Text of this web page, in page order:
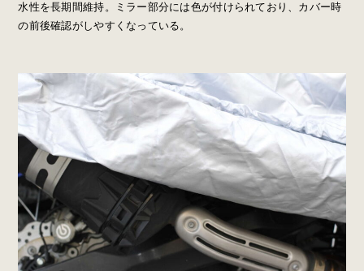
水性を長期間維持。ミラー部分には色が付けられており、カバー時
の前後確認がしやすくなっている。